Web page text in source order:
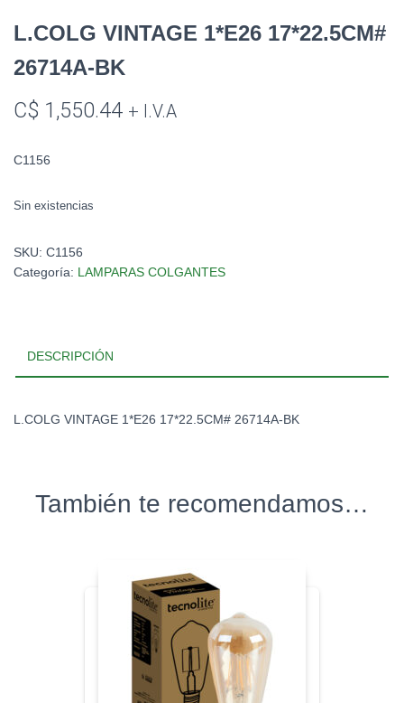
L.COLG VINTAGE 1*E26 17*22.5CM#
26714A-BK
C$ 1,550.44 + I.V.A
C1156
Sin existencias
SKU: C1156
Categoría: LAMPARAS COLGANTES
DESCRIPCIÓN
L.COLG VINTAGE 1*E26 17*22.5CM# 26714A-BK
También te recomendamos…